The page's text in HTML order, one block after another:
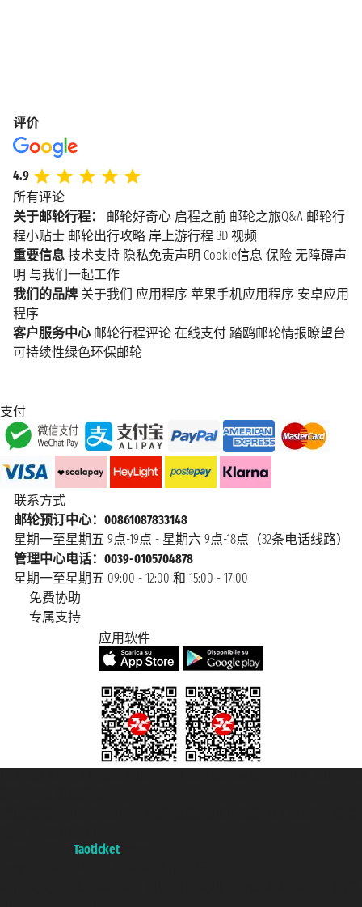
评价
4.9
所有评论
关于邮轮行程：
邮轮好奇心 启程之前 邮轮之旅Q&A 邮轮行
程小贴士 邮轮出行攻略 岸上游行程 3D 视频
重要信息 技术支持 隐私免责声明 Cookie信息 保险 无障碍声
明 与我们一起工作
我们的品牌 关于我们 应用程序 苹果手机应用程序 安卓应用
程序
客户服务中心 邮轮行程评论 在线支付 踏鸥邮轮情报瞭望台
可持续性绿色环保邮轮
支付
联系方式
邮轮预订中心：00861087833148
星期一至星期五 9点-19点 - 星期六 9点-18点（32条电话线路）
管理中心电话：0039-0105704878
星期一至星期五 09:00 - 12:00 和 15:00 - 17:00
免费协助
专属支持
应用软件
Taoticket